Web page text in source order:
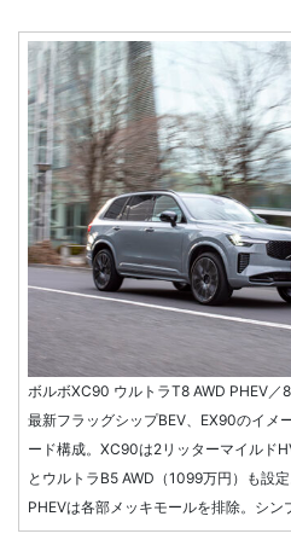
ボルボXC90 ウルトラT8 AWD PHEV／
最新フラッグシップBEV、EX90のイメ
ード構成。XC90は2リッターマイルド
とウルトラB5 AWD（1099万円）も設
PHEVは各部メッキモールを排除。シン